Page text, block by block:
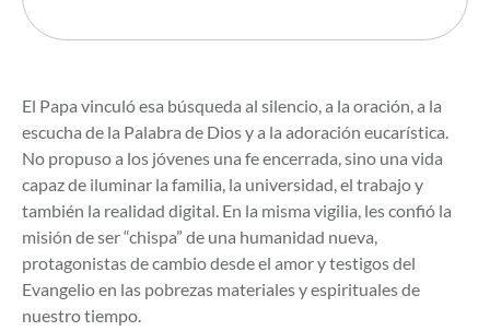
El Papa vinculó esa búsqueda al silencio, a la oración, a la
escucha de la Palabra de Dios y a la adoración eucarística.
No propuso a los jóvenes una fe encerrada, sino una vida
capaz de iluminar la familia, la universidad, el trabajo y
también la realidad digital. En la misma vigilia, les confió la
misión de ser “chispa” de una humanidad nueva,
protagonistas de cambio desde el amor y testigos del
Evangelio en las pobrezas materiales y espirituales de
nuestro tiempo.